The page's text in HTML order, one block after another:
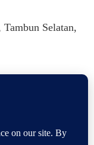
Selatan,